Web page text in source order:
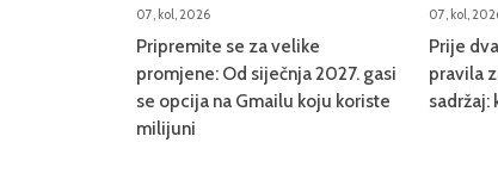
07, kol, 2026
Pripremite se za velike
promjene: Od siječnja 2027. gasi
se opcija na Gmailu koju koriste
milijuni
07, kol,
Prije
pravila
sadržaj: